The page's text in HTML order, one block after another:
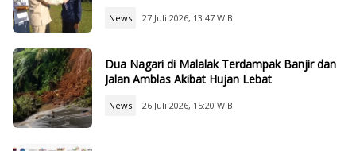
News 27 Juli 2026, 13:47 WIB
Dua Nagari di Malalak Terdampak Banjir dan
Jalan Amblas Akibat Hujan Lebat
News 26 Juli 2026, 15:20 WIB